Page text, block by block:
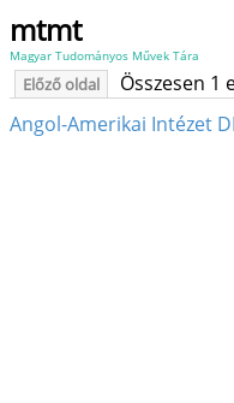
mtmt
Magyar Tudományos Művek Tára
Előző oldal
Összesen 1
Angol-Amerikai Intézet